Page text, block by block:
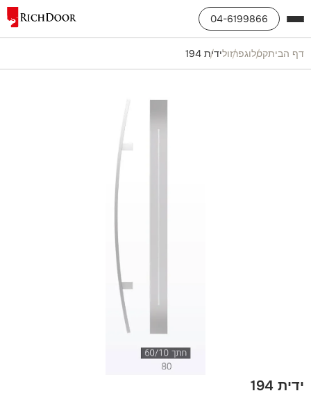
04-6199866
דף הביתקטלוגפרזולידית 194
ידית 194